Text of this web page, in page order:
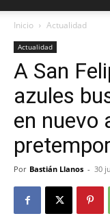
Inicio Actualidad
Actualidad
A San
azules
en nuevo
Por Bastián Llanos - 30